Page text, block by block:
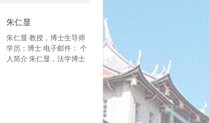
朱仁显
朱仁显 教授，博士生导师
学历：博士 电子邮件： 个
人简介 朱仁显，法学博士